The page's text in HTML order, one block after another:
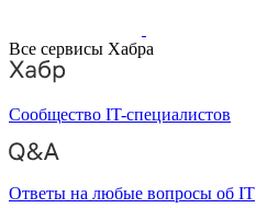
Все сервисы Хабра
Сообщество IT-специалистов
Ответы на любые вопросы об IT